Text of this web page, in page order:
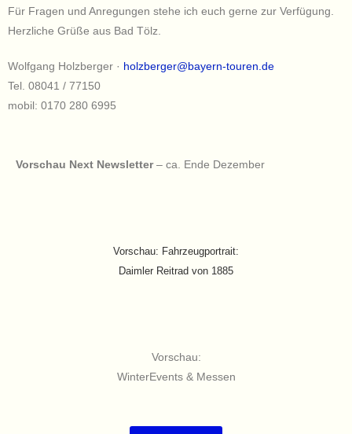
Für Fragen und Anregungen stehe ich euch gerne zur Verfügung.
Herzliche Grüße aus Bad Tölz.
Wolfgang Holzberger · holzberger@bayern-touren.de
Tel. 08041 / 77150
mobil: 0170 280 6995
Vorschau Next Newsletter– ca. Ende Dezember
Vorschau: Fahrzeugportrait:
Daimler Reitrad von 1885
Vorschau:
WinterEvents & Messen